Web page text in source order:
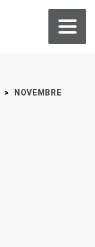
> NOVEMBRE